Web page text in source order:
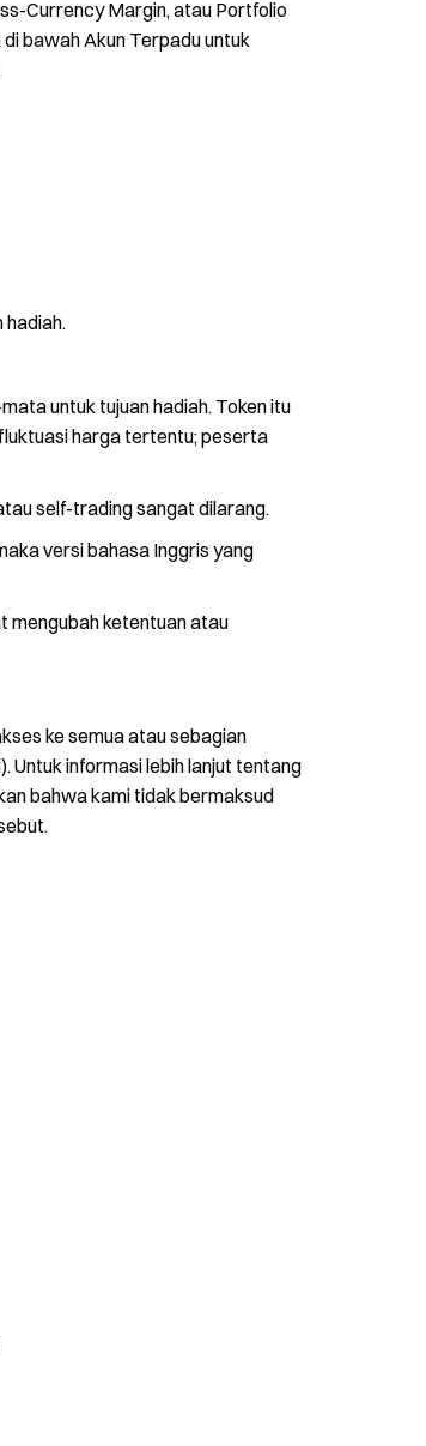
Currency Margin, atau Portfolio
bawah Akun Terpadu untuk
untuk tujuan hadiah. Token itu
harga tertentu; peserta
self-trading sangat dilarang.
versi bahasa Inggris yang
mengubah ketentuan atau
ke semua atau sebagian
Untuk informasi lebih lanjut tentang
bahwa kami tidak bermaksud